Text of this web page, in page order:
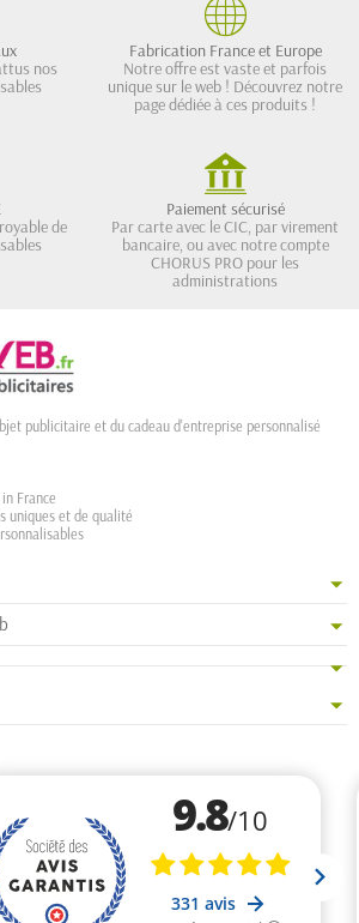
nos
Fabrication France et Europe
Notre offre est vaste et parfois
unique sur le web ! Découvrez notre
page dédiée à ces produits !
de
Paiement sécurisé
Par carte avec le CIC, par virement
bancaire, ou avec notre compte
CHORUS PRO pour les
administrations
publicitaire et du cadeau d'entreprise personnalisé
France
uniques et de qualité